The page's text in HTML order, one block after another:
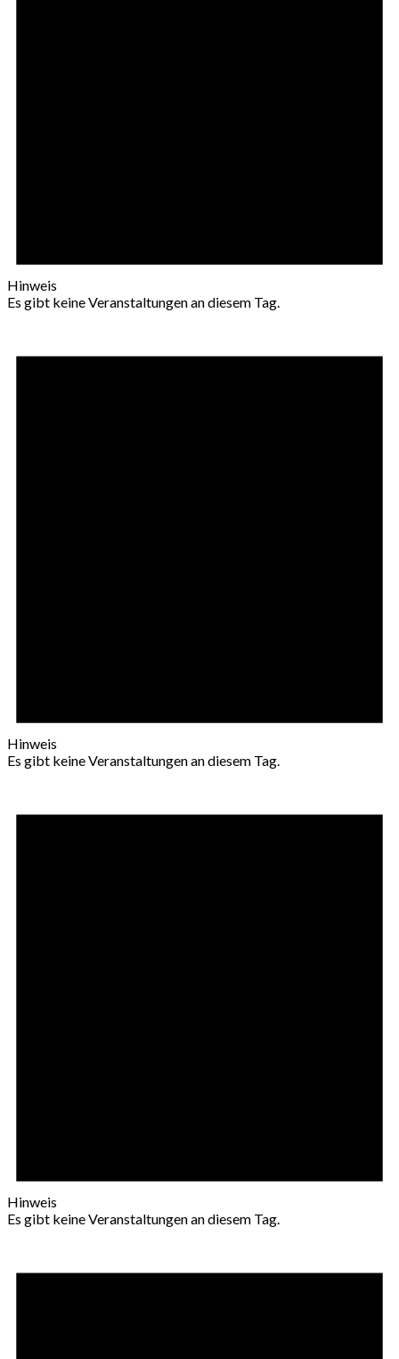
Hinweis
Es gibt keine Veranstaltungen an diesem Tag.
Hinweis
Es gibt keine Veranstaltungen an diesem Tag.
Hinweis
Es gibt keine Veranstaltungen an diesem Tag.